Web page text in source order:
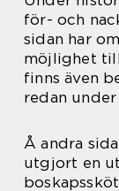
för- och
sidan har
möjlighet
finns även
redan
Å andra
utgjort en